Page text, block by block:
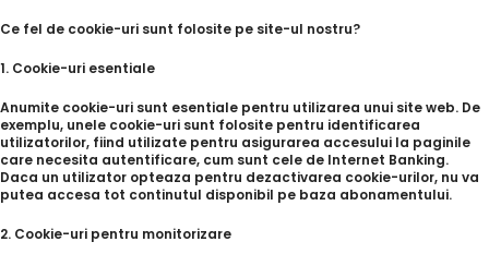
Ce fel de cookie-uri sunt folosite pe site-ul nostru?
1. Cookie-uri esentiale
Anumite cookie-uri sunt esentiale pentru utilizarea unui site web. De
exemplu, unele cookie-uri sunt folosite pentru identificarea
utilizatorilor, fiind utilizate pentru asigurarea accesului la paginile
care necesita autentificare, cum sunt cele de Internet Banking.
Daca un utilizator opteaza pentru dezactivarea cookie-urilor, nu va
putea accesa tot continutul disponibil pe baza abonamentului.
2. Cookie-uri pentru monitorizare